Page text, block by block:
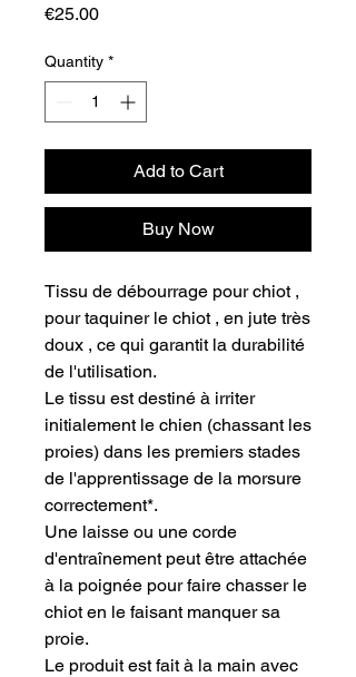
€25.00Price
Quantity *
Add to Cart
Buy Now
Tissu de débourrage pour chiot ,
pour taquiner le chiot , en jute très
doux , ce qui garantit la durabilité
de l'utilisation.
Le tissu est destiné à irriter
initialement le chien (chassant les
proies) dans les premiers stades
de l'apprentissage de la morsure
correctement*.
Une laisse ou une corde
d'entraînement peut être attachée
à la poignée pour faire chasser le
chiot en le faisant manquer sa
proie.
Le produit est fait à la main avec